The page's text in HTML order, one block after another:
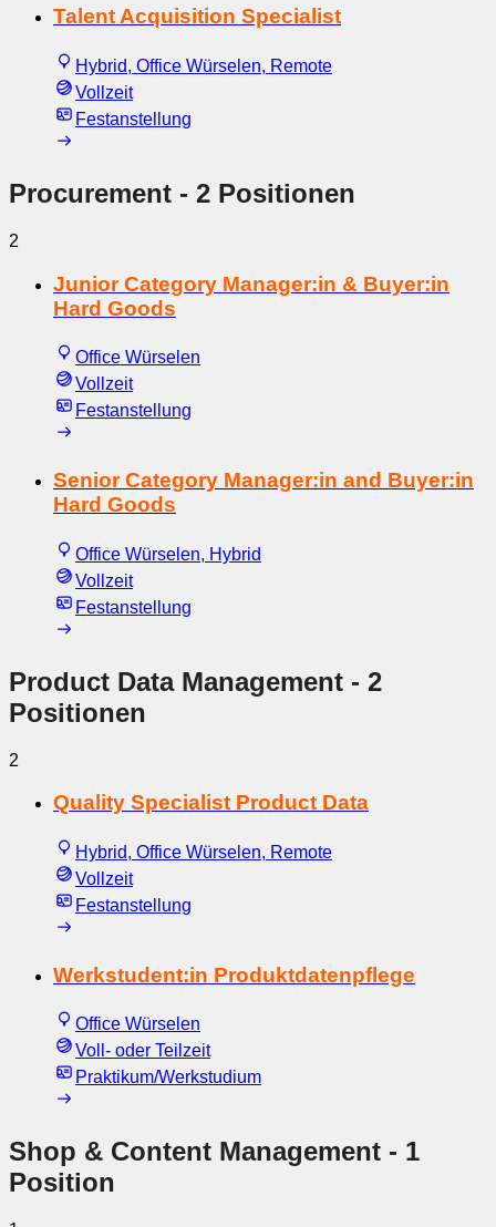
Talent Acquisition Specialist
Hybrid, Office Würselen, Remote
Vollzeit
Festanstellung
Procurement - 2 Positionen
2
Junior Category Manager:in & Buyer:in
Hard Goods
Office Würselen
Vollzeit
Festanstellung
Senior Category Manager:in and Buyer:in
Hard Goods
Office Würselen, Hybrid
Vollzeit
Festanstellung
Product Data Management - 2
Positionen
2
Quality Specialist Product Data
Hybrid, Office Würselen, Remote
Vollzeit
Festanstellung
Werkstudent:in Produktdatenpflege
Office Würselen
Voll- oder Teilzeit
Praktikum/Werkstudium
Shop & Content Management - 1
Position